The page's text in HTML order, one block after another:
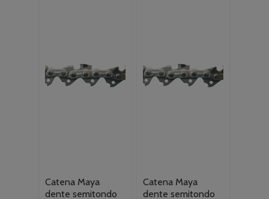
Catena Maya
dente semitondo
Catena Maya
dente semitondo